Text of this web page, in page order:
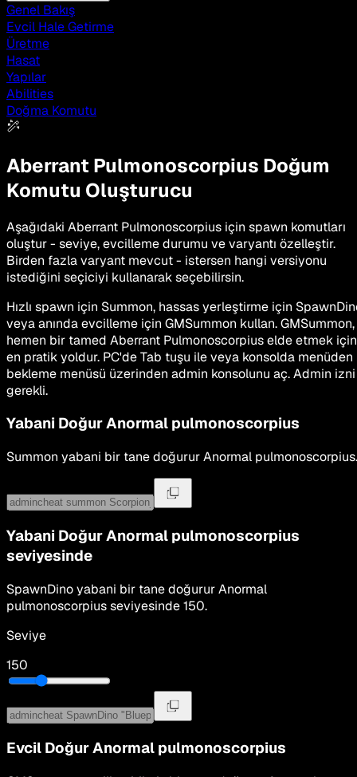
Genel Bakış
Evcil Hale Getirme
Üretme
Hasat
Yapılar
Abilities
Doğma Komutu
Aberrant Pulmonoscorpius Doğum
Komutu Oluşturucu
Aşağıdaki Aberrant Pulmonoscorpius için spawn komutları
oluştur - seviye, evcilleme durumu ve varyantı özelleştir.
Birden fazla varyant mevcut - istersen hangi versiyonu
istediğini seçiciyi kullanarak seçebilirsin.
Hızlı spawn için Summon, hassas yerleştirme için
veya anında evcilleme için GMSummon kullan. GMSummon,
hemen bir tamed Aberrant Pulmonoscorpius elde etmek için
en pratik yoldur. PC'de Tab tuşu ile veya konsolda menüden
bekleme menüsü üzerinden admin konsolunu aç. Admin izni
gerekli.
Yabani DoğurAnormal pulmonoscorpius
Summon yabani bir tane doğururAnormal pulmonoscorpius.
Yabani DoğurAnormal pulmonoscorpius
seviyesinde
SpawnDinoyabani bir tane doğururAnormal
pulmonoscorpiusseviyesinde150.
Seviye
150
Evcil DoğurAnormal pulmonoscorpius